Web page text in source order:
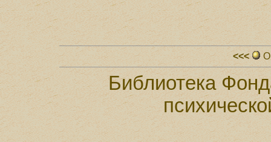
<<<
Библиотека